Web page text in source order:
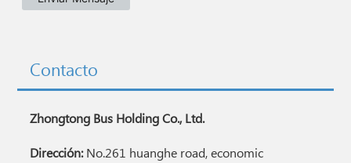
Contacto
Zhongtong Bus Holding Co., Ltd.
Dirección:No.261 huanghe road, economic